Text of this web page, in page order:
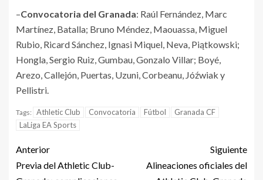
–Convocatoria del Granada: Raúl Fernández, Marc
Martínez, Batalla; Bruno Méndez, Maouassa, Miguel
Rubio, Ricard Sánchez, Ignasi Miquel, Neva, Piątkowski;
Hongla, Sergio Ruiz, Gumbau, Gonzalo Villar; Boyé,
Arezo, Callejón, Puertas, Uzuni, Corbeanu, Jóźwiak y
Pellistri.
Tags: Athletic Club Convocatoria Fútbol
Granada CF
LaLiga EA Sports
Anterior
Previa del Athletic Club-
Siguiente
Alineaciones oficiales del